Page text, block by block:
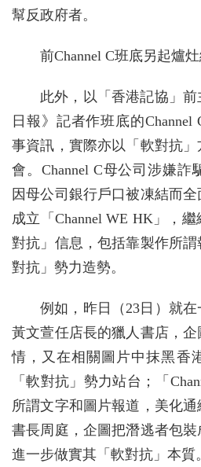
幫反政府者。
前Channel C班底另起爐
此外，以「香港記協」
日報》記者作班底的
事資訊，實際亦以「軟對抗
會。Channel C母公司涉嫌
因母公司銀行戶口被凍結而
成立「Channel WE HK」，
對抗」信息，包括靠製作所
對抗」勢力造勢。
例如，昨日（23日）就
黃文萱任店長的獵人書店，
情，又在相關圖片中抹黑香
「軟對抗」勢力站台；「
所謂文字和圖片報道，美化
書長周庭，企圖把潛逃者包裝
進一步做實其「軟對抗」本質。